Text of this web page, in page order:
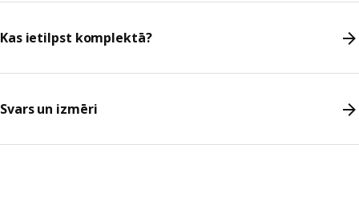
Kas ietilpst komplektā?
Svars un izmēri